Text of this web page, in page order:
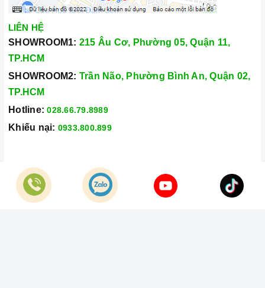
LIÊN HỆ
SHOWROOM1: 215 Âu Cơ, Phường 05, Quận 11,
TP.HCM
SHOWROOM2: Trần Não, Phường Bình An, Quận 02,
TP.HCM
Hotline: 028.66.79.8989
Khiếu nại: 0933.800.899
© Bản quyền thuộc vềCông Ty TNHH Home Best Việt Nam
Cung cấp bởi
Sapo